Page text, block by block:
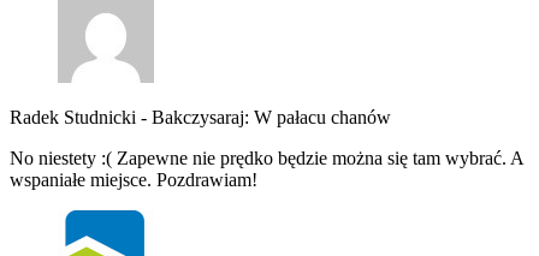
Radek Studnicki - Bakczysaraj: W pałacu chanów
No niestety :( Zapewne nie prędko będzie można się tam wybrać. A
wspaniałe miejsce. Pozdrawiam!